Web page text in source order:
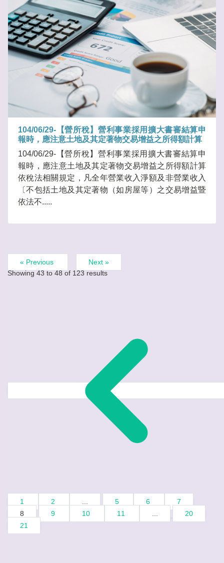
104/06/29-【營所稅】營利事業採用擴大書審結算申
報時，應注意土地及其定著物交易增益之所得額計算
104/06/29-【營所稅】營利事業採用擴大書審結算申
報時，應注意土地及其定著物交易增益之所得額計算
依稅法相關規定，凡全年營業收入淨額及非營業收入
〔不包括土地及其定著物（如房屋等）之交易增益暨
依法不.....
« Previous
Next »
Showing 43 to 48 of 123 results
1 2 5 6
7
8
9 10 11
20
21